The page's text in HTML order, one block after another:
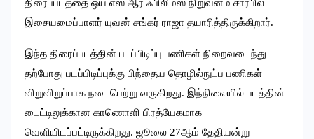
திரைப்படத்தை ஒய் எஸ் ஆர் ஃபிலிம்ஸ் நிறுவனம் சார்பில்
இசையமைப்பாளர் யுவன் சங்கர் ராஜா தயாரித்திருக்கிறார்.
இந்த திரைப்படத்தின் படப்பிடிப்பு பணிகள் நிறைவடைந்து
தற்போது படப்பிடிப்புக்கு பிந்தைய தொழில்நுட்ப பணிகள்
விறுவிறுப்பாக நடைபெற்று வருகிறது. இந்நிலையில் படத்தின்
டைட்டிலுக்கான காணொளி பிரத்யேகமாக
வெளியிடப்பட்டிருக்கிறது. ஜூலை 27ஆம் தேதியன்று